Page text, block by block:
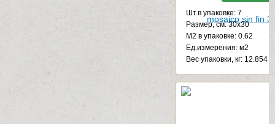
Шт.в упаковке: 7
Размер, см: 30x30
М2 в упаковке: 0.62
Ед.измерения: м2
Веc упаковки, кг: 12.854